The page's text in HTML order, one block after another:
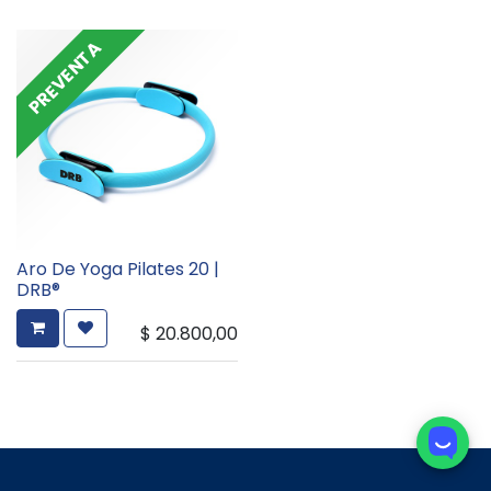
PREVENTA
Aro De Yoga Pilates 20 |
DRB®
$ 20.800,00